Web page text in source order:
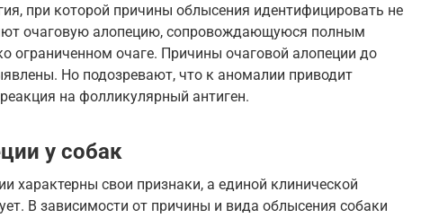
при которой причины облысения идентифицировать не
очаговую алопецию, сопровождающуюся полным
ограниченном очаге. Причины очаговой алопеции до
Но подозревают, что к аномалии приводит
на фолликулярный антиген.
у собак
характерны свои признаки, а единой клинической
В зависимости от причины и вида облысения собаки